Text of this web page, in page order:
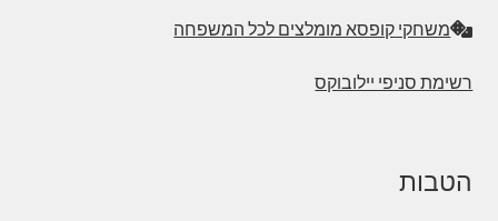
משחקי קופסא מומלצים לכל המשפחה
רשימת סניפי יילובוקס
הטבות